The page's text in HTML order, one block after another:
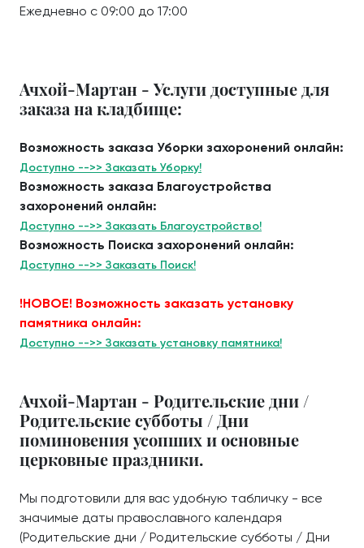
Ежедневно с 09:00 до 17:00
Ачхой-Мартан - Услуги доступные для
заказа на кладбище:
Возможность заказа Уборки захоронений онлайн:
Доступно -->> Заказать Уборку!
Возможность заказа Благоустройства
захоронений онлайн:
Доступно -->> Заказать Благоустройство!
Возможность Поиска захоронений онлайн:
Доступно -->> Заказать Поиск!
!НОВОЕ! Возможность заказать установку
памятника онлайн:
Доступно -->> Заказать установку памятника!
Ачхой-Мартан - Родительские дни /
Родительские субботы / Дни
поминовения усопших и основные
церковные праздники.
Мы подготовили для вас удобную табличку - все
значимые даты православного календаря
(Родительские дни / Родительские субботы / Дни